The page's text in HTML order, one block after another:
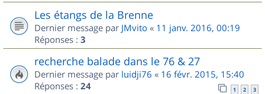
Les étangs de la Brenne
Dernier message par JMvito « 11 janv. 2016, 00:19
Réponses : 3
recherche balade dans le 76 & 27
Dernier message par luidji76 « 16 févr. 2015, 15:40
Réponses : 24 1 2 3